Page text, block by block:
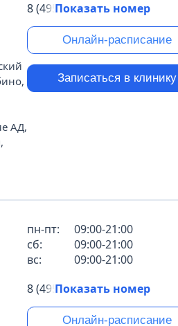
АД,
8 (495) 431-69-47
Показать номер
Онлайн-расписание
Записаться в клинику
пн-пт:
09:00-21:00
сб:
09:00-21:00
вс:
09:00-21:00
8 (495) 431-69-47
Показать номер
Онлайн-расписание